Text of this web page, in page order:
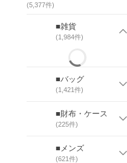
(5,377件)
■雑貨
(1,984件)
■バッグ
(1,421件)
■財布・ケース
(225件)
■メンズ
(621件)